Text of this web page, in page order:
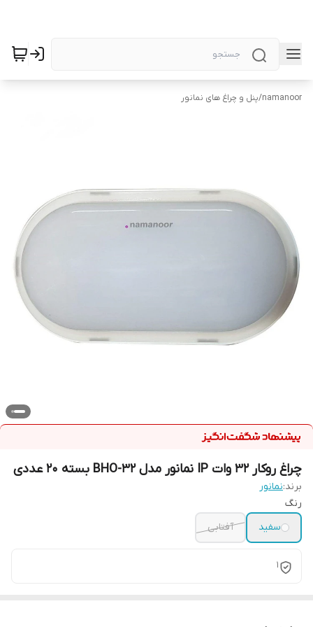
namanoor
/پنل و چراغ های نمانور
چراغ روکار 32 وات IP نمانور مدل BHO-32 بسته 20 عددی
برند:نمانور
رنگ
سفید
آفتابی
1